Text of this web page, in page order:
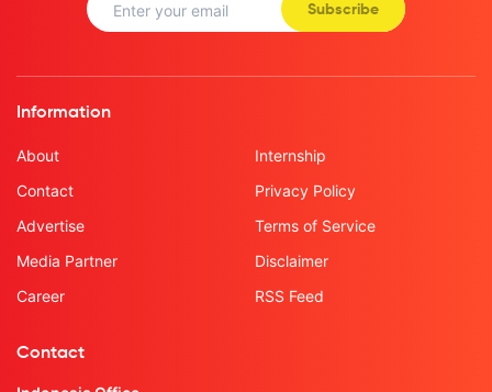
Subscribe
Information
About
Contact
Advertise
Media Partner
Career
Internship
Privacy Policy
Terms of Service
Disclaimer
RSS Feed
Contact